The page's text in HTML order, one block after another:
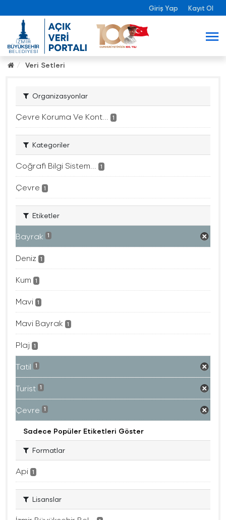
Giriş Yap Kayıt Ol
Veri Setleri
Organizasyonlar
Çevre Koruma Ve Kont... 1
Kategoriler
Coğrafi Bilgi Sistem... 1
Çevre 1
Etiketler
Bayrak 1
Deniz 1
Kum 1
Mavi 1
Mavi Bayrak 1
Plaj 1
Tatil 1
Turist 1
Çevre 1
Sadece Popüler Etiketleri Göster
Formatlar
Api 1
Lisanslar